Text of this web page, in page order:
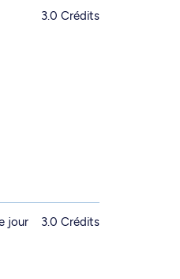
3.0 Crédits
jour 3.0 Crédits